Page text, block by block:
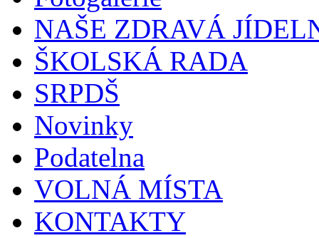
NAŠE ZDRAVÁ
ŠKOLSKÁ RADA
SRPDŠ
Novinky
Podatelna
VOLNÁ MÍSTA
KONTAKTY